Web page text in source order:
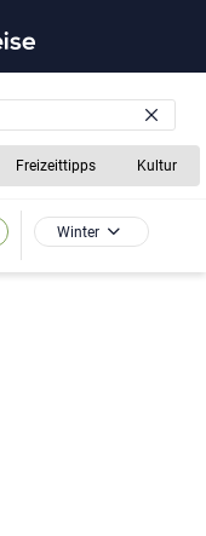
Freizeittipps Kultur
Winter